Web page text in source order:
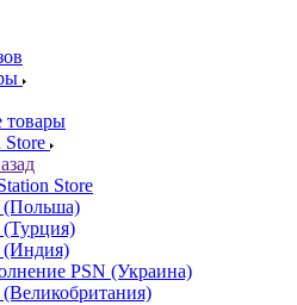
Store
Store
(Польша)
(Турция)
(Индия)
PSN (Украина)